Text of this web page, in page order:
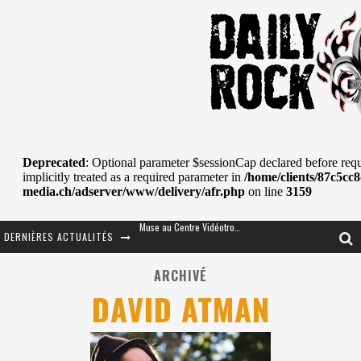
DERNIÈRES ACTUALITÉS
La Tragédie sort de la nouvelle musique
Tove Lo était de passage au MTELUS
ARCHIVÉ
DAVID ATMAN